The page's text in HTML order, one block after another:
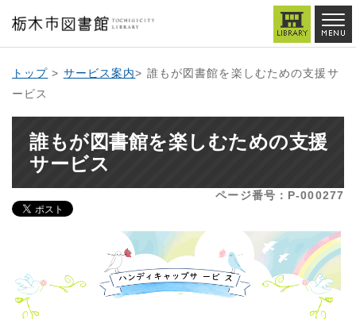
トップ > サービス案内> 誰もが図書館を楽しむための支援サ
ービス
誰もが図書館を楽しむための支援
サービス
ページ番号：P-000277